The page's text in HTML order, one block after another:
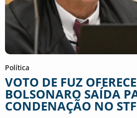
Política
VOTO DE FUZ
BOLSONARO SAÍDA
CONDENAÇÃO NO